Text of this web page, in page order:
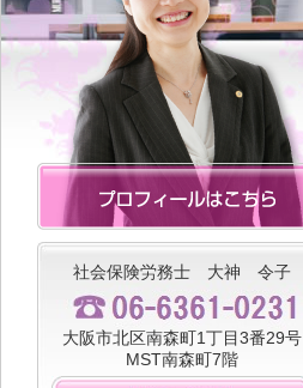
社会保険労務士 大神 令子
大阪市北区南森町1丁目3番29号
MST南森町7階